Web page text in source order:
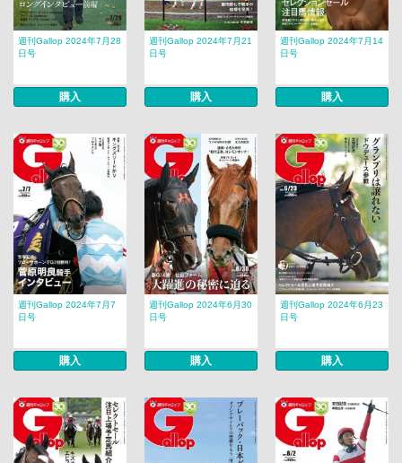
週刊Gallop 2024年7月28
日号
購入
週刊Gallop 2024年7月21
日号
購入
週刊Gallop 2024年7月14
日号
購入
週刊Gallop 2024年7月7
日号
購入
週刊Gallop 2024年6月30
日号
購入
週刊Gallop 2024年6月23
日号
購入